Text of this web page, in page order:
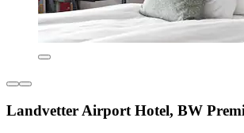
Landvetter Airport Hotel, BW